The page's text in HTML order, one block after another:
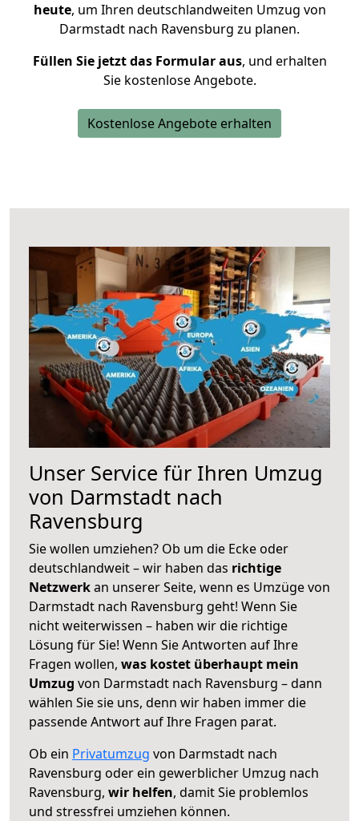
heute, um Ihren deutschlandweiten Umzug von
Darmstadt nach Ravensburg zu planen.
Füllen Sie jetzt das Formular aus, und erhalten
Sie kostenlose Angebote.
Kostenlose Angebote erhalten
Unser Service für Ihren Umzug
von Darmstadt nach
Ravensburg
Sie wollen umziehen? Ob um die Ecke oder
deutschlandweit – wir haben das richtige
Netzwerkan unserer Seite, wenn es Umzüge von
Darmstadt nach Ravensburg geht! Wenn Sie
nicht weiterwissen – haben wir die richtige
Lösung für Sie! Wenn Sie Antworten auf Ihre
Fragen wollen, was kostet überhaupt mein
Umzug von Darmstadt nach Ravensburg – dann
wählen Sie sie uns, denn wir haben immer die
passende Antwort auf Ihre Fragen parat.
Ob ein Privatumzug von Darmstadt nach
Ravensburg oder ein gewerblicher Umzug nach
Ravensburg, wir helfen, damit Sie problemlos
und stressfrei umziehen können.